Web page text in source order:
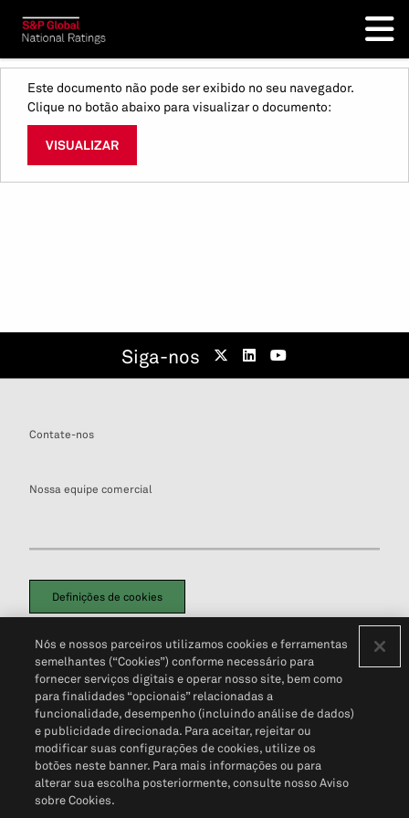
Este documento não pode ser exibido no seu navegador.
Clique no botão abaixo para visualizar o documento:
VISUALIZAR
Siga-nos
Contate-nos
Nossa equipe comercial
Definições de cookies
Política de PrivacidadePortal de privacidade do cliente (em inglês)
Não Venda Minhas Informações Pessoais© 2026 S&P Global
Nós e nossos parceiros utilizamos cookies e ferramentas
semelhantes (“Cookies”) conforme necessário para
fornecer serviços digitais e operar nosso site, bem como
para finalidades “opcionais” relacionadas a
funcionalidade, desempenho (incluindo análise de dados)
e publicidade direcionada. Para aceitar, rejeitar ou
modificar suas configurações de cookies, utilize os
botões neste banner. Para mais informações ou para
alterar sua escolha posteriormente, consulte nosso Aviso
sobre Cookies.